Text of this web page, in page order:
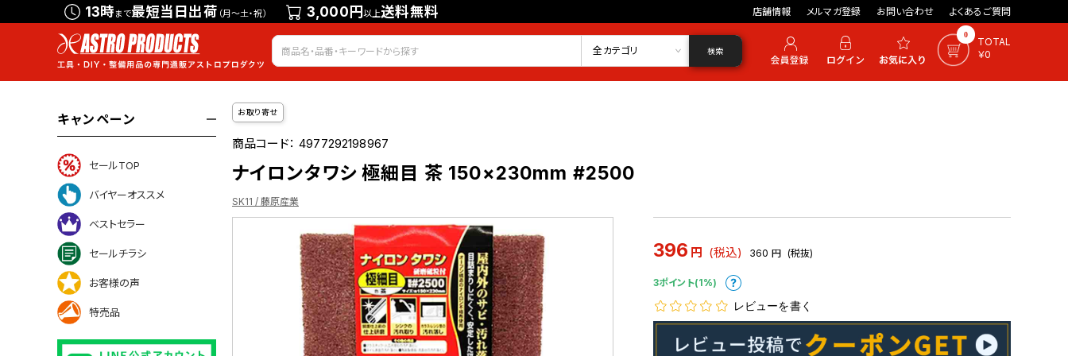
13時まで最短当日出荷 （月～土・祝） 3,000円以上送料無料 店舗情報 メルマガ登録 お問い合わせ よくあるご質問
会員登録 ログイン お気に入り 0
TOTAL
￥0
全カテゴリ 検索
キャンペーン
セールTOP
バイヤーオススメ
ベストセラー
セールチラシ
お客様の声
特売品
お取り寄せ
商品コード：4977292198967
ナイロンタワシ 極細目 茶 150×230mm #2500
SK11 / 藤原産業
396 円 (税込) 360 円 (税抜)
3ポイント(1%)
レビューを書く